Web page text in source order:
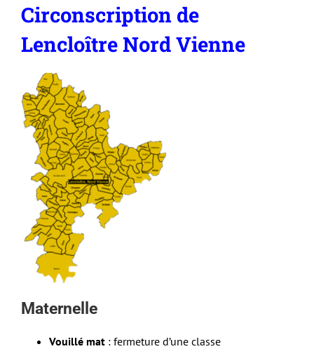
Circonscription de
Lencloître Nord Vienne
Maternelle
Vouillé mat : fermeture d’une classe